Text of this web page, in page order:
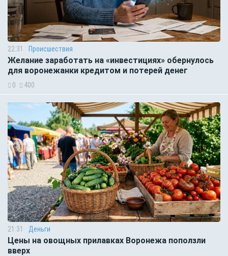
22:31 Происшествия
Желание заработать на «инвестициях» обернулось
для воронежанки кредитом и потерей денег
0 400
21:31 Деньги
Цены на овощных прилавках Воронежа поползли
вверх